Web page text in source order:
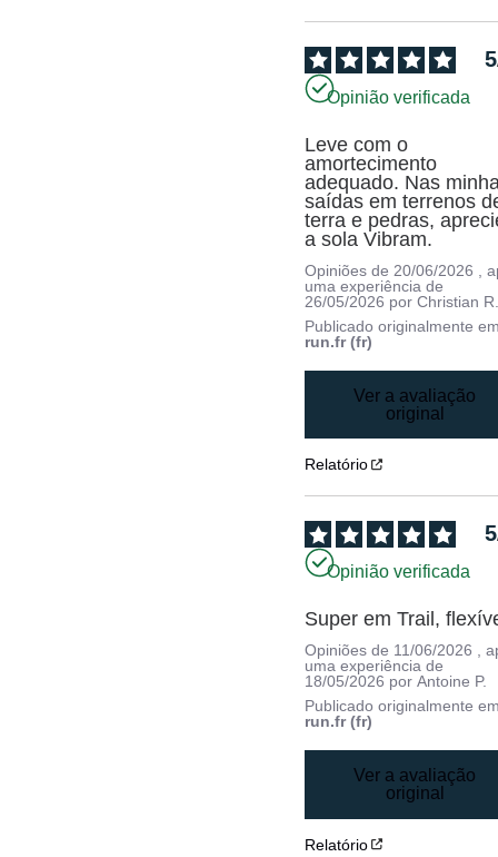
5
Opinião verificada
Leve com o
amortecimento
adequado. Nas
saídas em terrenos
terra e pedras,
a sola Vibram.
Opiniões de 20/06/2026
,
uma experiência de
26/05/2026 porChristian
Publicado originalmente
run.fr (fr)
Ver a avaliação
original
Relatório
5
Opinião verificada
Super em Trail,
Opiniões de 11/06/2026 ,
uma experiência de
18/05/2026 porAntoine P.
Publicado originalmente
run.fr (fr)
Ver a avaliação
original
Relatório